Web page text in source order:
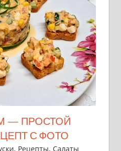
— ПРОСТОЙ
С ФОТО
, Рецепты, Салаты